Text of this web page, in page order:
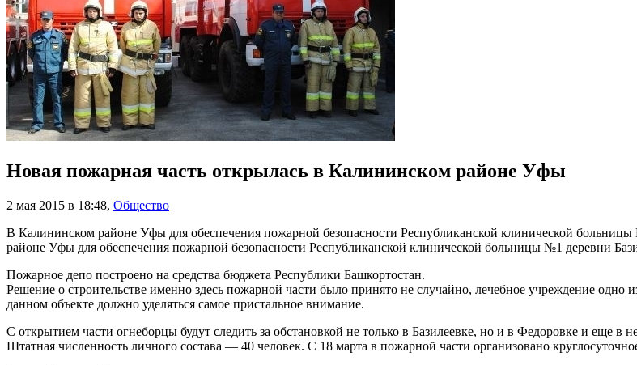
Новая пожарная часть открылась в Калининском районе Уфы
2 мая 2015 в 18:48, Общество
В Калининском районе Уфы для обеспечения пожарной безопасности Республиканской клинической
районе Уфы для обеспечения пожарной безопасности Республиканской клинической больницы №1 деревни
Пожарное депо построено на средства бюджета Республики Башкортостан.
Решение о строительстве именно здесь пожарной части было принято не случайно, лечебное учреждение
данном объекте должно уделяться самое пристальное внимание.
С открытием части огнеборцы будут следить за обстановкой не только в Базилеевке, но и в Федоровке и еще в
Штатная численность личного состава — 40 человек. С 18 марта в пожарной части организовано